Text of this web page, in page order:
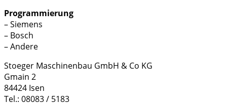
Programmierung
– Siemens
– Bosch
– Andere
Stoeger Maschinenbau GmbH & Co KG
Gmain 2
84424 Isen
Tel.: 08083 / 5183